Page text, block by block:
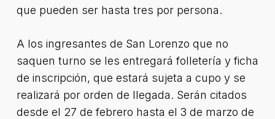
que pueden ser hasta tres por persona.
A los ingresantes de San Lorenzo que no
saquen turno se les entregará folletería y ficha
de inscripción, que estará sujeta a cupo y se
realizará por orden de llegada. Serán citados
desde el 27 de febrero hasta el 3 de marzo de